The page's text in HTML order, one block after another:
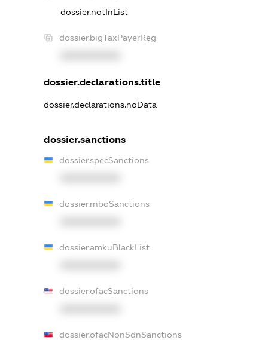
dossier.notInList
dossier.bigTaxPayerReg
dossier.declarations.title
dossier.declarations.noData
dossier.sanctions
dossier.specSanctions
dossier.rnboSanctions
dossier.amkuBlackList
dossier.ofacSanctions
dossier.ofacNonSdnSanctions